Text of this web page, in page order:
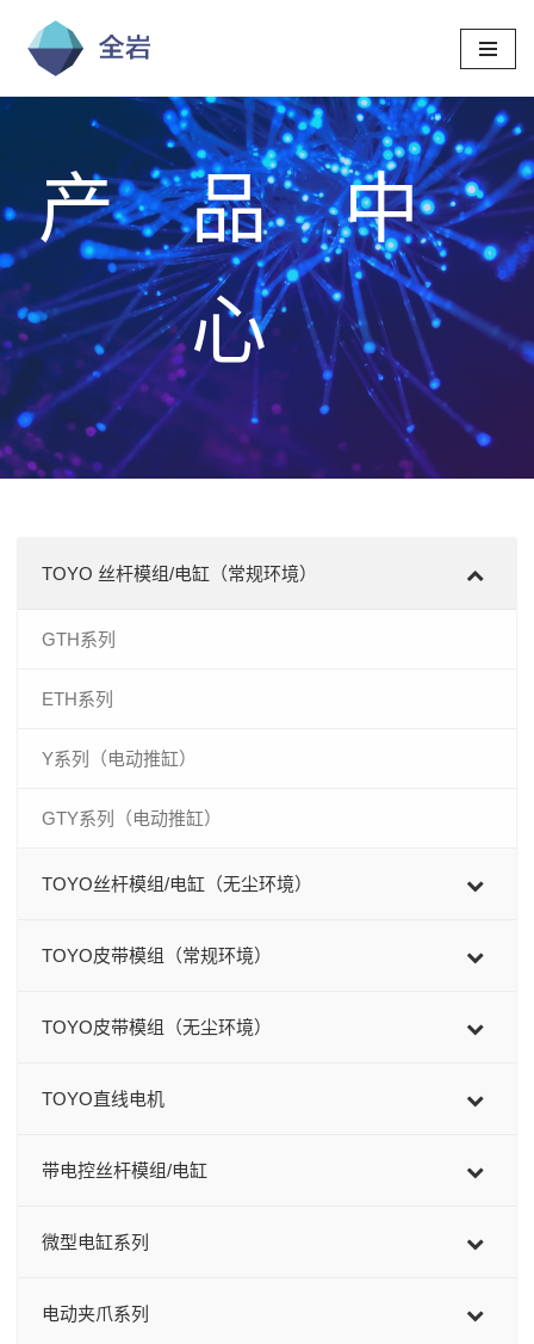
跳
至
产品中
心
TOYO 丝杆模组/电缸（常规环境）
GTH系列
ETH系列
Y系列（电动推缸）
GTY系列（电动推缸）
TOYO丝杆模组/电缸（无尘环境）
TOYO皮带模组（常规环境）
TOYO皮带模组（无尘环境）
TOYO直线电机
带电控丝杆模组/电缸
微型电缸系列
电动夹爪系列